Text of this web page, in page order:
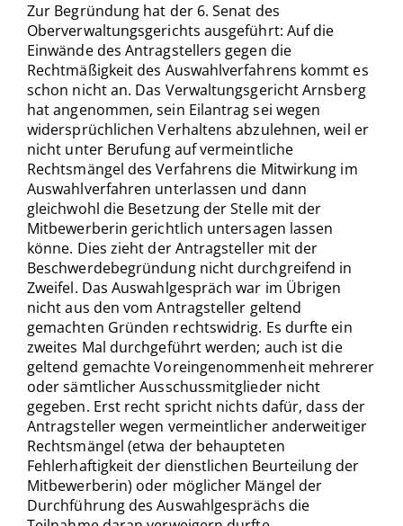
Zur Begründung hat der 6. Senat des
Oberverwaltungsgerichts ausgeführt: Auf die
Einwände des Antragstellers gegen die
Rechtmäßigkeit des Auswahlverfahrens kommt es
schon nicht an. Das Verwaltungsgericht Arnsberg
hat angenommen, sein Eilantrag sei wegen
widersprüchlichen Verhaltens abzulehnen, weil er
nicht unter Berufung auf vermeintliche
Rechtsmängel des Verfahrens die Mitwirkung im
Auswahlverfahren unterlassen und dann
gleichwohl die Besetzung der Stelle mit der
Mitbewerberin gerichtlich untersagen lassen
könne. Dies zieht der Antragsteller mit der
Beschwerdebegründung nicht durchgreifend in
Zweifel. Das Auswahlgespräch war im Übrigen
nicht aus den vom Antragsteller geltend
gemachten Gründen rechtswidrig. Es durfte ein
zweites Mal durchgeführt werden; auch ist die
geltend gemachte Voreingenommenheit mehrerer
oder sämtlicher Ausschussmitglieder nicht
gegeben. Erst recht spricht nichts dafür, dass der
Antragsteller wegen vermeintlicher anderweitiger
Rechtsmängel (etwa der behaupteten
Fehlerhaftigkeit der dienstlichen Beurteilung der
Mitbewerberin) oder möglicher Mängel der
Durchführung des Auswahlgesprächs die